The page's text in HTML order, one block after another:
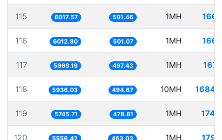
115 6017.57 501.46 1MH
116 6012.80 501.07 1MH
117 5969.19 497.43 1MH
118 5936.03 494.67 10MH
119 5745.71 478.81 1MH
120 5556.42 463.03 1MH